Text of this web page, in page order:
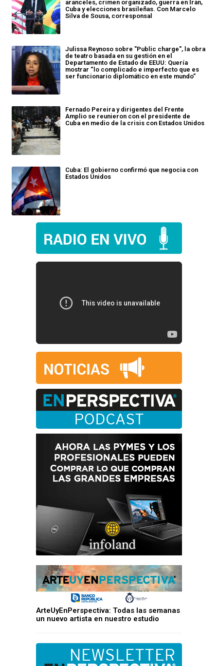
aranceles, crimen organizado, guerra en Irán,
Cuba y elecciones brasileñas. Con Marcelo
Silva de Sousa, corresponsal
Julissa Reynoso sobre "Public charge", la obra
de teatro basada en su gestión en el
Departamento de Estado de EEUU: Quería
mostrar “lo complicado e imperfecto que es
ser funcionario diplomático en este mundo”
Fernado Pereira y dirigentes del Frente
Amplio se reunieron con el presidente de
Cuba en medio de la crisis con Estados Unidos
Cuba: El gobierno confirmó que negocia con
Estados Unidos
ArteUyEnPerspectiva: Todas las semanas
un nuevo artista en nuestro estudio